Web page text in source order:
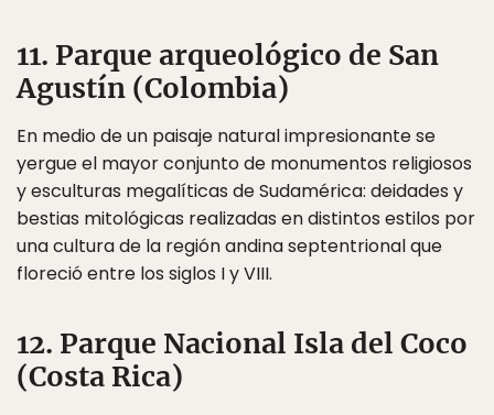
11. Parque arqueológico de San
Agustín (Colombia)
En medio de un paisaje natural impresionante se
yergue el mayor conjunto de monumentos religiosos
y esculturas megalíticas de Sudamérica: deidades y
bestias mitológicas realizadas en distintos estilos por
una cultura de la región andina septentrional que
floreció entre los siglos I y VIII.
12. Parque Nacional Isla del Coco
(Costa Rica)